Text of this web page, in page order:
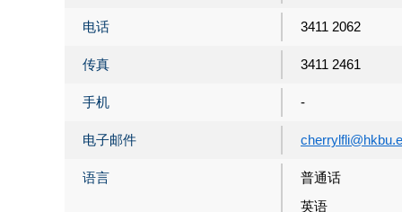
电话 3411 2062
传真 3411 2461
手机 -
电子邮件
语言
普通话
英语